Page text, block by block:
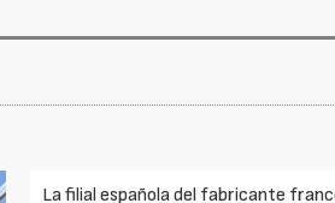
La filial española del fabricante